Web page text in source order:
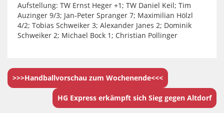
Aufstellung: TW Ernst Heger +1; TW Daniel Keil; Tim
Auzinger 9/3; Jan-Peter Spranger 7; Maximilian Hölzl
4/2; Tobias Schweiker 3; Alexander Janes 2; Dominik
Schweiker 2; Michael Bock 1; Christian Pollinger
>>>Handballvorschau zum Wochenende<<<
HG Express erkämpft sich Sieg gegen Altdorf